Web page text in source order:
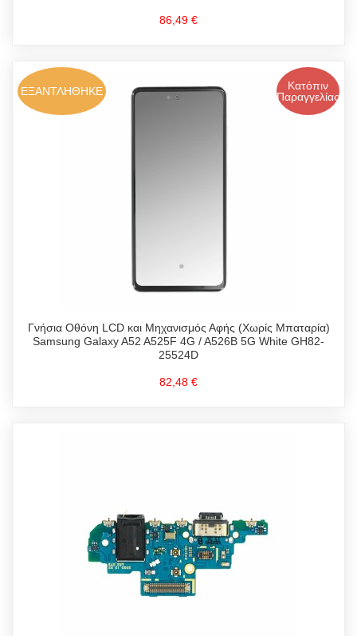
86,49 €
ΕΞΑΝΤΛΗΘΗΚΕ
Κατόπιν
Παραγγελίας
Γνήσια Οθόνη LCD και Μηχανισμός Αφής (Χωρίς Μπαταρία)
Samsung Galaxy A52 A525F 4G / A526B 5G White GH82-
25524D
82,48 €